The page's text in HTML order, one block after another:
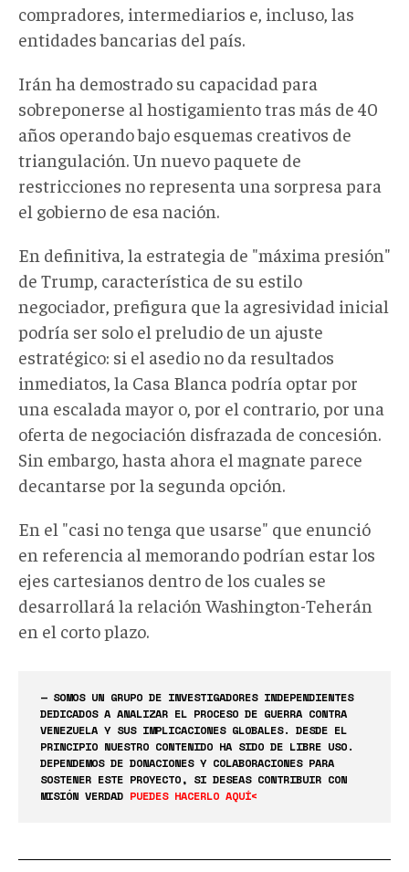
compradores, intermediarios e, incluso, las
entidades bancarias del país.
Irán ha demostrado su capacidad para
sobreponerse al hostigamiento tras más de 40
años operando bajo esquemas creativos de
triangulación. Un nuevo paquete de
restricciones no representa una sorpresa para
el gobierno de esa nación.
En definitiva, la estrategia de "máxima presión"
de Trump, característica de su estilo
negociador, prefigura que la agresividad inicial
podría ser solo el preludio de un ajuste
estratégico: si el asedio no da resultados
inmediatos, la Casa Blanca podría optar por
una escalada mayor o, por el contrario, por una
oferta de negociación disfrazada de concesión.
Sin embargo, hasta ahora el magnate parece
decantarse por la segunda opción.
En el "casi no tenga que usarse" que enunció
en referencia al memorando podrían estar los
ejes cartesianos dentro de los cuales se
desarrollará la relación Washington-Teherán
en el corto plazo.
— SOMOS UN GRUPO DE INVESTIGADORES INDEPENDIENTES
DEDICADOS A ANALIZAR EL PROCESO DE GUERRA CONTRA
VENEZUELA Y SUS IMPLICACIONES GLOBALES. DESDE EL
PRINCIPIO NUESTRO CONTENIDO HA SIDO DE LIBRE USO.
DEPENDEMOS DE DONACIONES Y COLABORACIONES PARA
SOSTENER ESTE PROYECTO, SI DESEAS CONTRIBUIR CON
MISIÓN VERDAD PUEDES HACERLO AQUÍ<